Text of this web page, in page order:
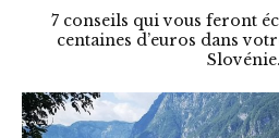
7 conseils qui vous feront
centaines d’euros dans
Slovénie.